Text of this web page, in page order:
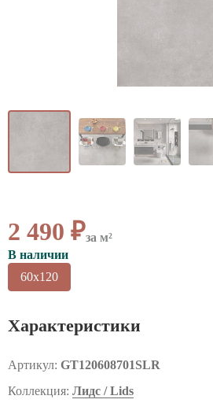
КОНТАКТЫ
2 490 ₽за м²
В наличии
60x120
Характеристики
Артикул: GT120608701SLR
Коллекция: Лидс / Lids